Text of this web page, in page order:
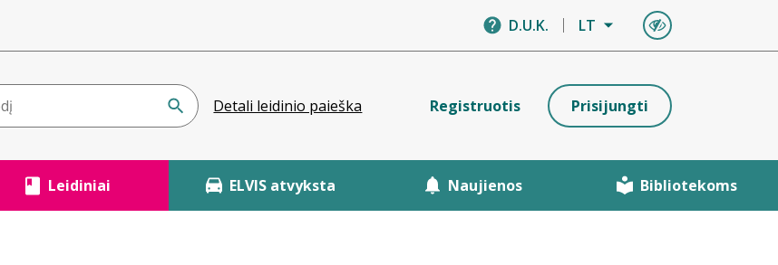
D.U.K. LT
Detali leidinio paieška Registruotis Prisijungti
Leidiniai ELVIS atvyksta Naujienos Bibliotekoms